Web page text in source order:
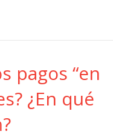
pagos “en
¿En qué